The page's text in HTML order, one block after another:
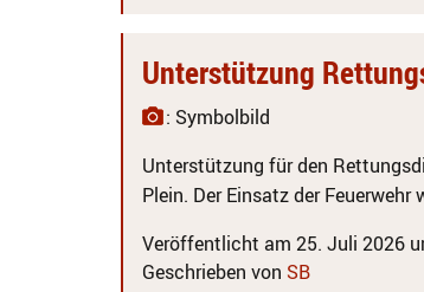
Unterstützung
: Symbolbild
Unterstützung für den
Plein. Der Einsatz der
Veröffentlicht am 25. Juli 2026
Geschrieben von SB